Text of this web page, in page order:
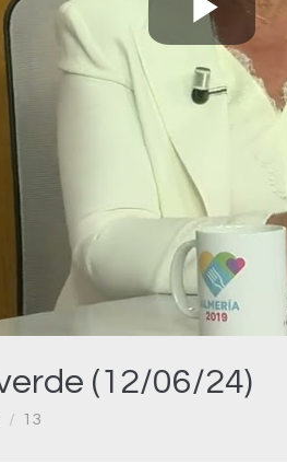
(12/06/24)
13